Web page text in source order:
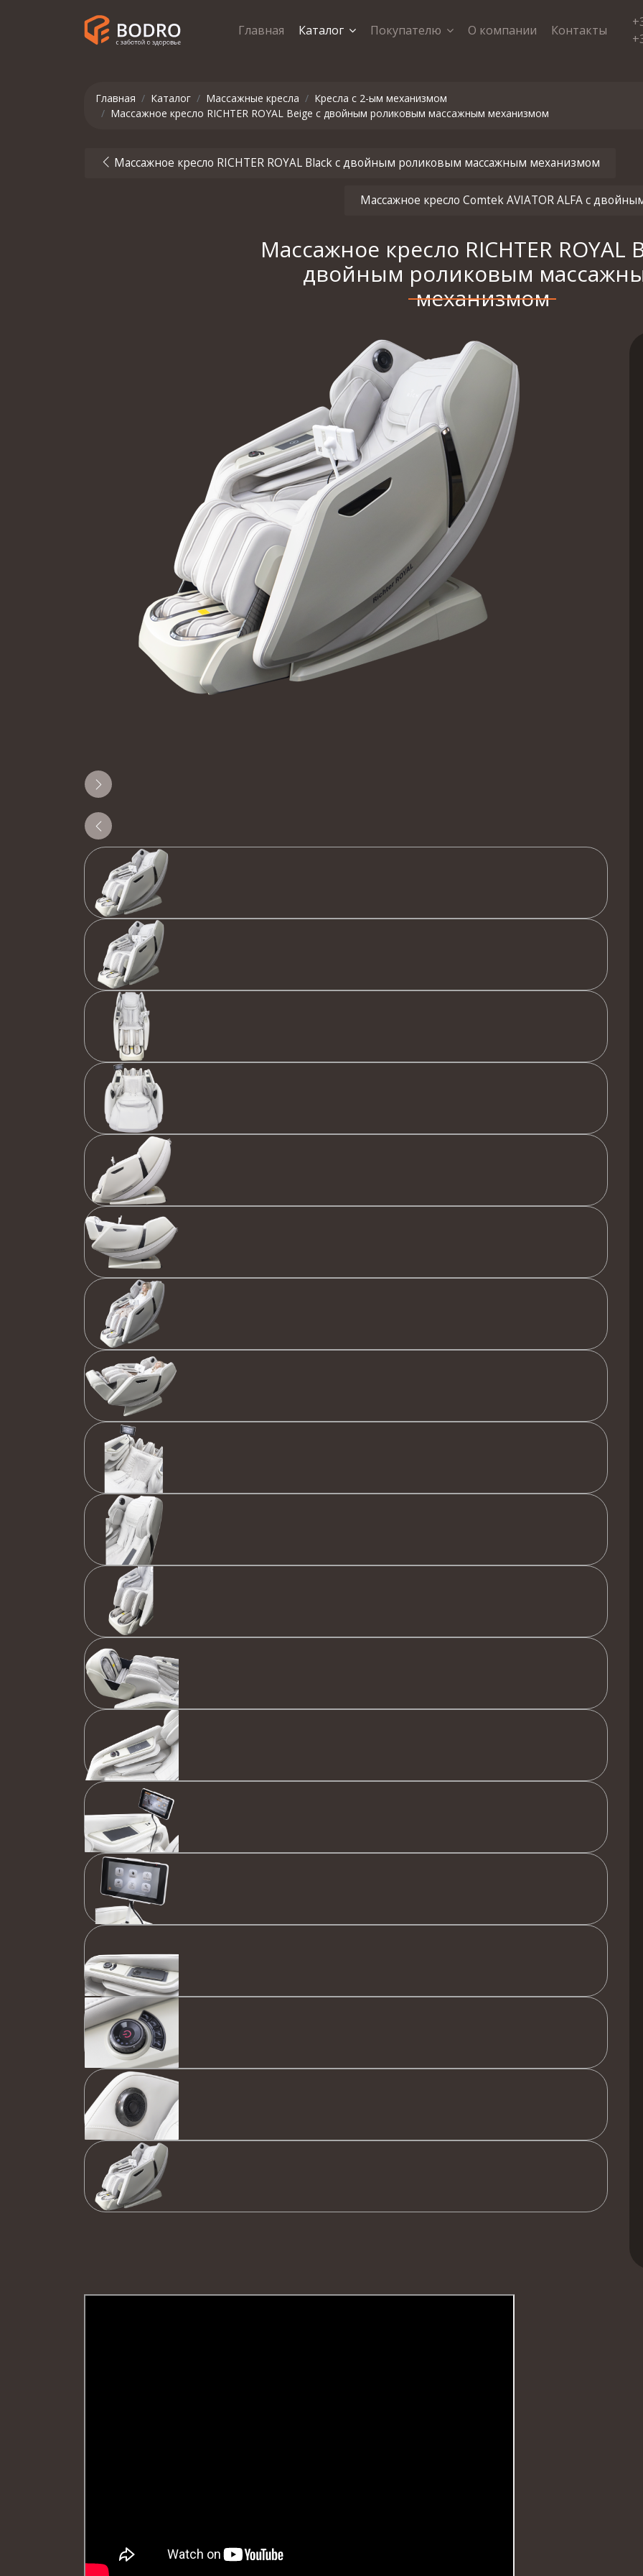
Главная Каталог Покупателю О компании Контакты
Главная Каталог Массажные кресла
Кресла с 2-ым механизмом
Массажное кресло RICHTER ROYAL Beige с двойным роликовым массажным механизмом
Массажное кресло RICHTER ROYAL Black с двойным роликовым массажным механизмом
Массажное кресло Comtek AVIATOR ALFA с
Массажное кресло RICHTER ROYAL
двойным роликовым
механизмом